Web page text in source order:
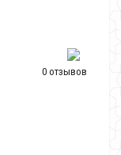
0 отзывов